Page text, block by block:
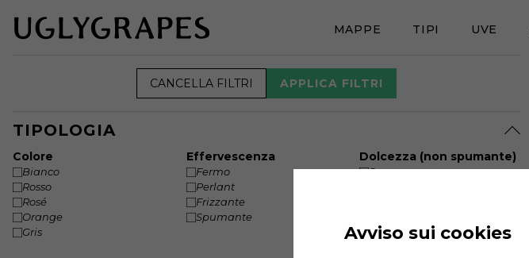
MAPPE TIPI UVE
CANCELLA FILTRI APPLICA FILTRI
TIPOLOGIA
Colore
Bianco
Rosso
Rosé
Orange
Gris
Effervescenza
Fermo
Perlant
Frizzante
Spumante
Dolcezza (non spumante)
Secco
Avviso sui cookies